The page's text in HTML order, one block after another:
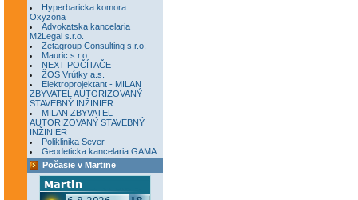
Hyperbaricka komora
Oxyzona
Advokatska kancelaria
M2Legal s.r.o.
Zetagroup Consulting s.r.o.
Mauric s.r.o.
NEXT POČÍTAČE
ŽOS Vrútky a.s.
Elektroprojektant - MILAN
ZBYVATEL AUTORIZOVANÝ
STAVEBNÝ INŽINIER
MILAN ZBYVATEL
AUTORIZOVANÝ STAVEBNÝ
INŽINIER
Poliklinika Sever
Geodeticka kancelaria GAMA
Počasie v Martine